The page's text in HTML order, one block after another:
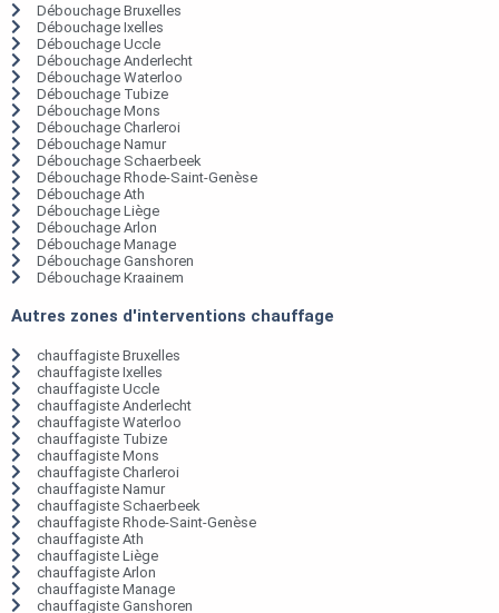
Débouchage Bruxelles
Débouchage Ixelles
Débouchage Uccle
Débouchage Anderlecht
Débouchage Waterloo
Débouchage Tubize
Débouchage Mons
Débouchage Charleroi
Débouchage Namur
Débouchage Schaerbeek
Débouchage Rhode-Saint-Genèse
Débouchage Ath
Débouchage Liège
Débouchage Arlon
Débouchage Manage
Débouchage Ganshoren
Débouchage Kraainem
Autres zones d'interventions chauffage
chauffagiste Bruxelles
chauffagiste Ixelles
chauffagiste Uccle
chauffagiste Anderlecht
chauffagiste Waterloo
chauffagiste Tubize
chauffagiste Mons
chauffagiste Charleroi
chauffagiste Namur
chauffagiste Schaerbeek
chauffagiste Rhode-Saint-Genèse
chauffagiste Ath
chauffagiste Liège
chauffagiste Arlon
chauffagiste Manage
chauffagiste Ganshoren